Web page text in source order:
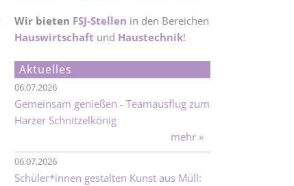
Wir bieten FSJ-Stellen in den Bereichen
Hauswirtschaft und Haustechnik!
Aktuelles
06.07.2026
Gemeinsam genießen - Teamausflug zum
Harzer Schnitzelkönig
mehr »
06.07.2026
Schüler*innen gestalten Kunst aus Müll: